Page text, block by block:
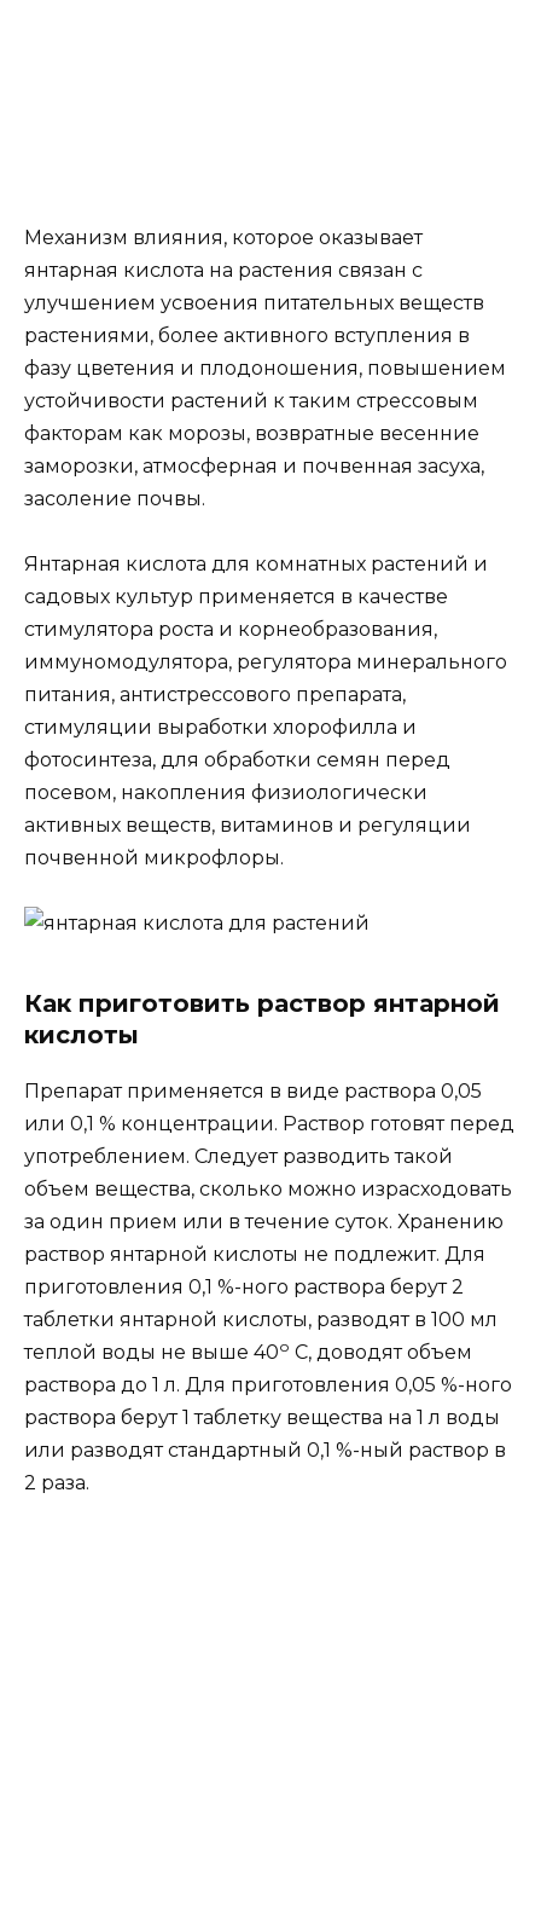
Механизм влияния, которое оказывает
янтарная кислота на растения связан с
улучшением усвоения питательных веществ
растениями, более активного вступления в
фазу цветения и плодоношения, повышением
устойчивости растений к таким стрессовым
факторам как морозы, возвратные весенние
заморозки, атмосферная и почвенная засуха,
засоление почвы.
Янтарная кислота для комнатных растений и
садовых культур применяется в качестве
стимулятора роста и корнеобразования,
иммуномодулятора, регулятора минерального
питания, антистрессового препарата,
стимуляции выработки хлорофилла и
фотосинтеза, для обработки семян перед
посевом, накопления физиологически
активных веществ, витаминов и регуляции
почвенной микрофлоры.
Как приготовить раствор янтарной
кислоты
Препарат применяется в виде раствора 0,05
или 0,1 % концентрации. Раствор готовят перед
употреблением. Следует разводить такой
объем вещества, сколько можно израсходовать
за один прием или в течение суток. Хранению
раствор янтарной кислоты не подлежит. Для
приготовления 0,1 %-ного раствора берут 2
таблетки янтарной кислоты, разводят в 100 мл
теплой воды не выше 40о С, доводят объем
раствора до 1 л. Для приготовления 0,05 %-ного
раствора берут 1 таблетку вещества на 1 л воды
или разводят стандартный 0,1 %-ный раствор в
2 раза.